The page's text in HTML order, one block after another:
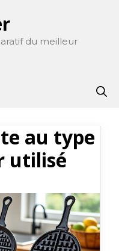
du meilleur
au type
utilisé